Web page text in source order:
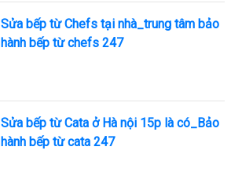
Sửa bếp từ Chefs tại nhà_trung tâm bảo
hành bếp từ chefs 247
Sửa bếp từ Cata ở Hà nội 15p là có_Bảo
hành bếp từ cata 247